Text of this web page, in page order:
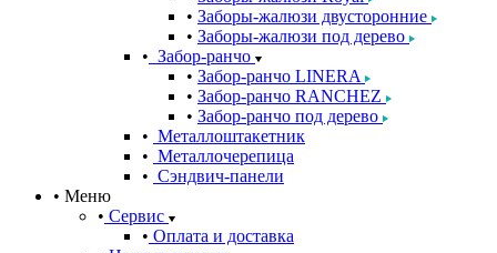
Заборы-жалюзи двусторонние
Заборы-жалюзи под дерево
Забор-ранчо
Забор-ранчо LINERA
Забор-ранчо RANCHEZ
Забор-ранчо под дерево
Металлоштакетник
Металлочерепица
Сэндвич-панели
Меню
Сервис
Оплата и доставка